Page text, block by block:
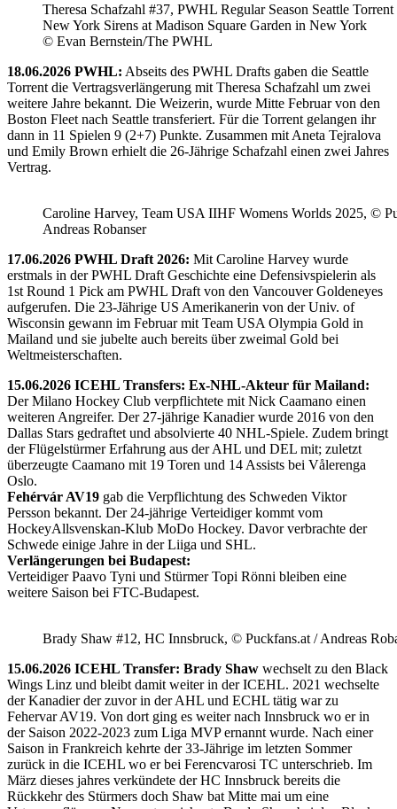
Theresa Schafzahl #37, PWHL Regular Season Seattle Torrent
New York Sirens at Madison Square Garden in New York
© Evan Bernstein/The PWHL
18.06.2026 PWHL: Abseits des PWHL Drafts gaben die Seattle
Torrent die Vertragsverlängerung mit Theresa Schafzahl um zwei
weitere Jahre bekannt. Die Weizerin, wurde Mitte Februar von den
Boston Fleet nach Seattle transferiert. Für die Torrent gelangen ihr
dann in 11 Spielen 9 (2+7) Punkte. Zusammen mit Aneta Tejralova
und Emily Brown erhielt die 26-Jährige Schafzahl einen zwei Jahres
Vertrag.
Caroline Harvey, Team USA IIHF Womens Worlds 2025, ©
Andreas Robanser
17.06.2026 PWHL Draft 2026: Mit Caroline Harvey wurde
erstmals in der PWHL Draft Geschichte eine Defensivspielerin als
1st Round 1 Pick am PWHL Draft von den Vancouver Goldeneyes
aufgerufen. Die 23-Jährige US Amerikanerin von der Univ. of
Wisconsin gewann im Februar mit Team USA Olympia Gold in
Mailand und sie jubelte auch bereits über zweimal Gold bei
Weltmeisterschaften.
15.06.2026 ICEHL Transfers: Ex-NHL-Akteur für Mailand:
Der Milano Hockey Club verpflichtete mit Nick Caamano einen
weiteren Angreifer. Der 27-jährige Kanadier wurde 2016 von den
Dallas Stars gedraftet und absolvierte 40 NHL-Spiele. Zudem bringt
der Flügelstürmer Erfahrung aus der AHL und DEL mit; zuletzt
überzeugte Caamano mit 19 Toren und 14 Assists bei Vålerenga
Oslo.
Fehérvár AV19 gab die Verpflichtung des Schweden Viktor
Persson bekannt. Der 24-jährige Verteidiger kommt vom
HockeyAllsvenskan-Klub MoDo Hockey. Davor verbrachte der
Schwede einige Jahre in der Liiga und SHL.
Verlängerungen bei Budapest:
Verteidiger Paavo Tyni und Stürmer Topi Rönni bleiben eine
weitere Saison bei FTC-Budapest.
Brady Shaw #12, HC Innsbruck, © Puckfans.at / Andreas
15.06.2026 ICEHL Transfer: Brady Shaw wechselt zu den Black
Wings Linz und bleibt damit weiter in der ICEHL. 2021 wechselte
der Kanadier der zuvor in der AHL und ECHL tätig war zu
Fehervar AV19. Von dort ging es weiter nach Innsbruck wo er in
der Saison 2022-2023 zum Liga MVP ernannt wurde. Nach einer
Saison in Frankreich kehrte der 33-Jährige im letzten Sommer
zurück in die ICEHL wo er bei Ferencvarosi TC unterschrieb. Im
März dieses jahres verkündete der HC Innsbruck bereits die
Rückkehr des Stürmers doch Shaw bat Mitte mai um eine